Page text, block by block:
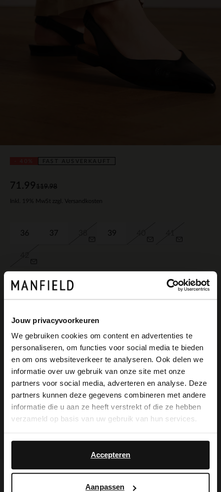
Jouw privacyvoorkeuren
We gebruiken cookies om content en advertenties te
personaliseren, om functies voor social media te bieden
en om ons websiteverkeer te analyseren. Ook delen we
informatie over uw gebruik van onze site met onze
partners voor social media, adverteren en analyse. Deze
partners kunnen deze gegevens combineren met andere
informatie die u aan ze heeft verstrekt of die ze hebben
verzameld op basis van uw gebruik van hun services.
Accepteren
Aanpassen
FAST AUSVERKAUFT
119.98
71.99
Inkl. 19% MwSt zzgl. Versandkosten
36 37 39
Schnelle Lieferung
Einfach und sicher bezahlen
Kostenlose Rückgabe in Geschäften
Farben
+6
Produktbeschreibung
×
View this website in English?
It looks like your language isn't Dutch. Would
you like to switch to English?
English